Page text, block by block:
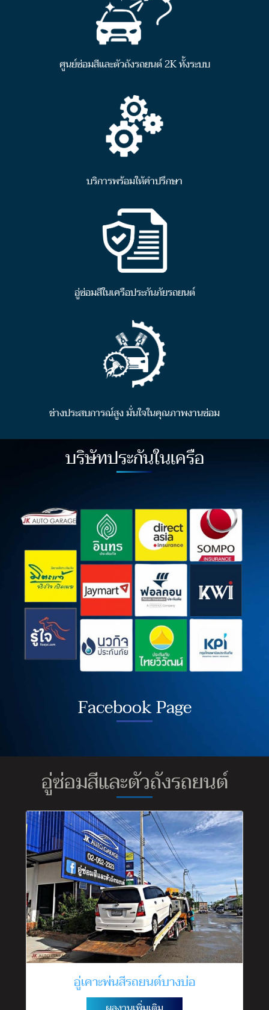
ศูนย์ซ่อมสีและตัวถังรถยนต์ 2K ทั้งระบบ
บริการพร้อมให้คำปรึกษา
อู่ซ่อมสีในเครือประกันภัยรถยนต์
ช่างประสบการณ์สูง มั่นใจในคุณภาพงานซ่อม
บริษัทประกันในเครือ
Facebook Page
อู่ซ่อมสีและตัวถังรถยนต์
อู่เคาะพ่นสีรถยนต์บางบ่อ